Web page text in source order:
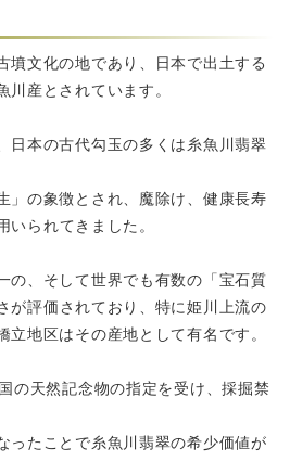
墳文化の地であり、日本で出土する
川産とされています。
日本の古代勾玉の多くは糸魚川翡翠
」の象徴とされ、魔除け、健康長寿
いられてきました。
の、そして世界でも有数の「宝石質
が評価されており、特に姫川上流の
立地区はその産地として有名です。
の天然記念物の指定を受け、採掘禁
ったことで糸魚川翡翠の希少価値が